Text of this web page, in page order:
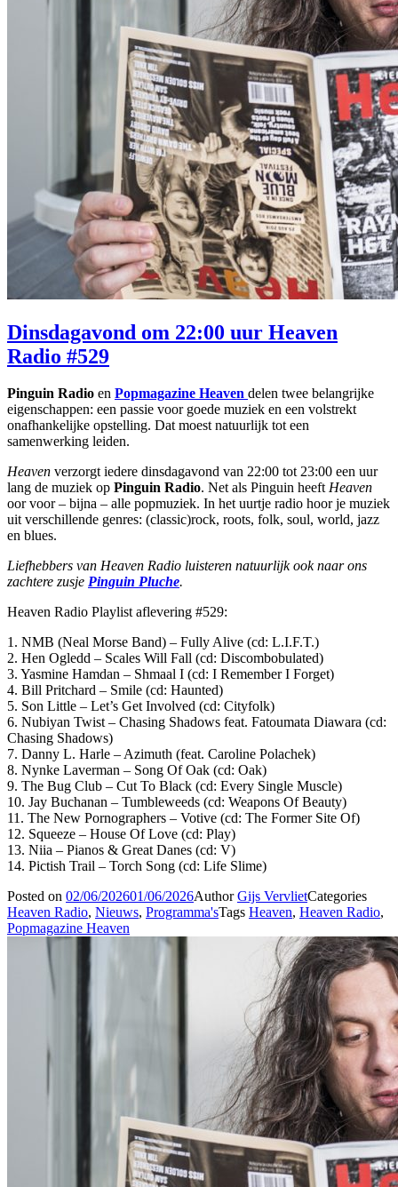
Dinsdagavond om 22:00 uur Heaven
Radio #529
Pinguin Radio en Popmagazine Heaven delen twee belangrijke
eigenschappen: een passie voor goede muziek en een volstrekt
onafhankelijke opstelling. Dat moest natuurlijk tot een
samenwerking leiden.
Heaven verzorgt iedere dinsdagavond van 22:00 tot 23:00 een uur
lang de muziek op Pinguin Radio. Net als Pinguin heeftHeaven
oor voor – bijna – alle popmuziek. In het uurtje radio hoor je muziek
uit verschillende genres: (classic)rock, roots, folk, soul, world, jazz
en blues.
Liefhebbers van Heaven Radio luisteren natuurlijk ook naar ons
zachtere zusje Pinguin Pluche.
Heaven Radio Playlist aflevering #529:
1. NMB (Neal Morse Band) – Fully Alive (cd: L.I.F.T.)
2. Hen Ogledd – Scales Will Fall (cd: Discombobulated)
3. Yasmine Hamdan – Shmaal I (cd: I Remember I Forget)
4. Bill Pritchard – Smile (cd: Haunted)
5. Son Little – Let’s Get Involved (cd: Cityfolk)
6. Nubiyan Twist – Chasing Shadows feat. Fatoumata Diawara (cd:
Chasing Shadows)
7. Danny L. Harle – Azimuth (feat. Caroline Polachek)
8. Nynke Laverman – Song Of Oak (cd: Oak)
9. The Bug Club – Cut To Black (cd: Every Single Muscle)
10. Jay Buchanan – Tumbleweeds (cd: Weapons Of Beauty)
11. The New Pornographers – Votive (cd: The Former Site Of)
12. Squeeze – House Of Love (cd: Play)
13. Niia – Pianos & Great Danes (cd: V)
14. Pictish Trail – Torch Song (cd: Life Slime)
Posted on 02/06/202601/06/2026AuthorGijs VervlietCategories
Heaven Radio, Nieuws, Programma'sTags Heaven, Heaven Radio,
Popmagazine Heaven